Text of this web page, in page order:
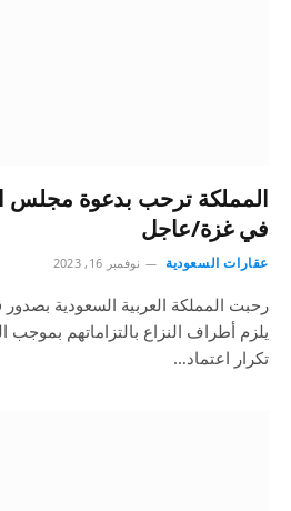
المملكة ترحب بدعوة مجلس
في غزة/عاجل
عقارات السعودية نوفمبر 16, 2023
رحبت المملكة العربية السعودية
يلزم أطراف النزاع بالتزاماتهم بموجب
تكرار اعتماد…